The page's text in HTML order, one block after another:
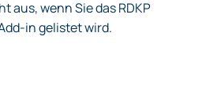
aus, wenn Sie das RDKP
in gelistet wird.